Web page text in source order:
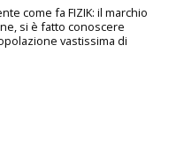
come fa FIZIK: il marchio
si è fatto conoscere
vastissima di